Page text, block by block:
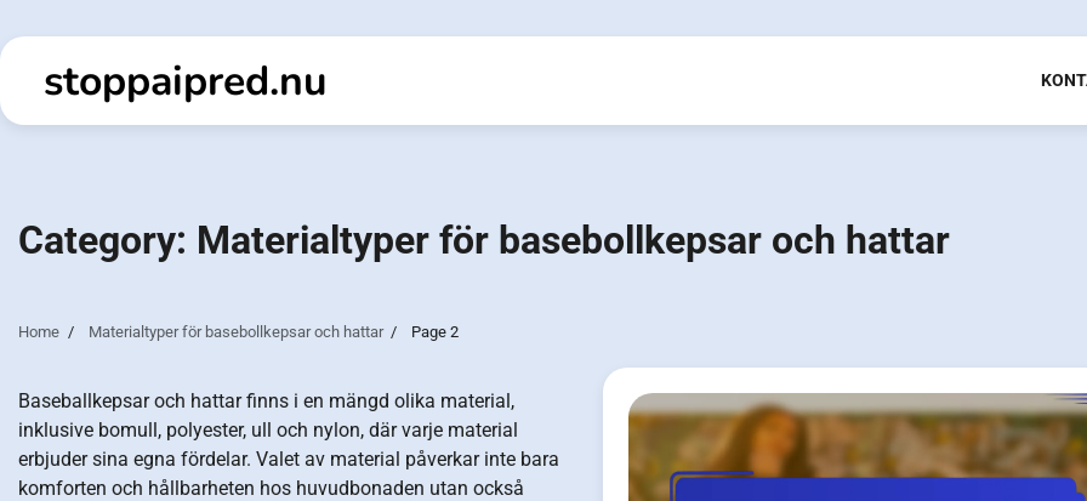
to
contentstoppaipred.nu
Category: Materialtyper för basebollkepsar och hattar
Home Materialtyper för basebollkepsar och hattar Page 2
Baseballkepsar och hattar finns i en mängd olika material,
inklusive bomull, polyester, ull och nylon, där varje material
erbjuder sina egna fördelar. Valet av material påverkar inte bara
komforten och hållbarheten hos huvudbonaden utan också